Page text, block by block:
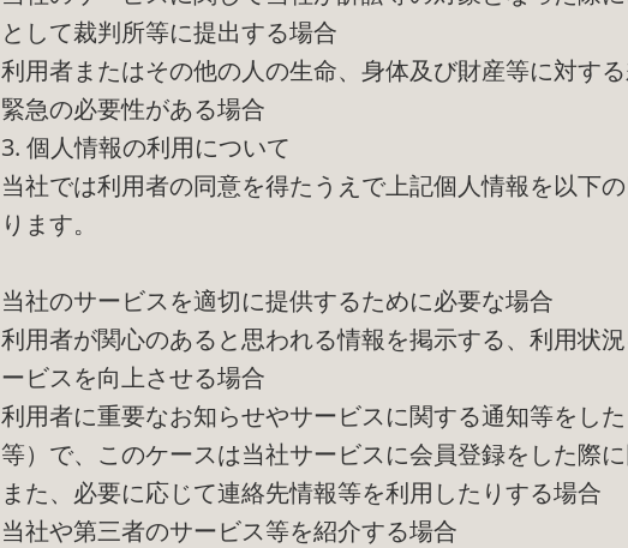
として裁判所等に提出する場合
利用者またはその他の人の生命、身体及び財産等に対する
緊急の必要性がある場合
3. 個人情報の利用について
当社では利用者の同意を得たうえで上記個人情報を以下
ります。
当社のサービスを適切に提供するために必要な場合
利用者が関心のあると思われる情報を掲示する、利用状
ービスを向上させる場合
利用者に重要なお知らせやサービスに関する通知等をし
等）で、このケースは当社サービスに会員登録をした際に
また、必要に応じて連絡先情報等を利用したりする場合
当社や第三者のサービス等を紹介する場合